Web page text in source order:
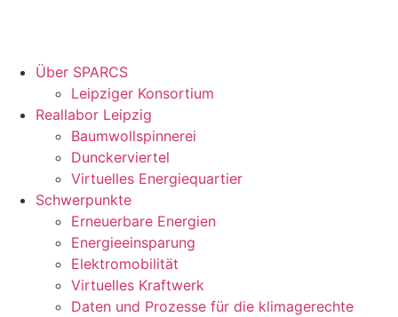
Über SPARCS
Leipziger Konsortium
Reallabor Leipzig
Baumwollspinnerei
Dunckerviertel
Virtuelles Energiequartier
Schwerpunkte
Erneuerbare Energien
Energieeinsparung
Elektromobilität
Virtuelles Kraftwerk
Daten und Prozesse für die klimagerechte